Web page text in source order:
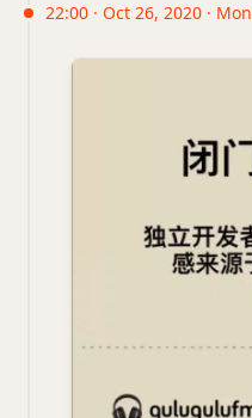
22:00 · Oct 26, 2020 · Mon